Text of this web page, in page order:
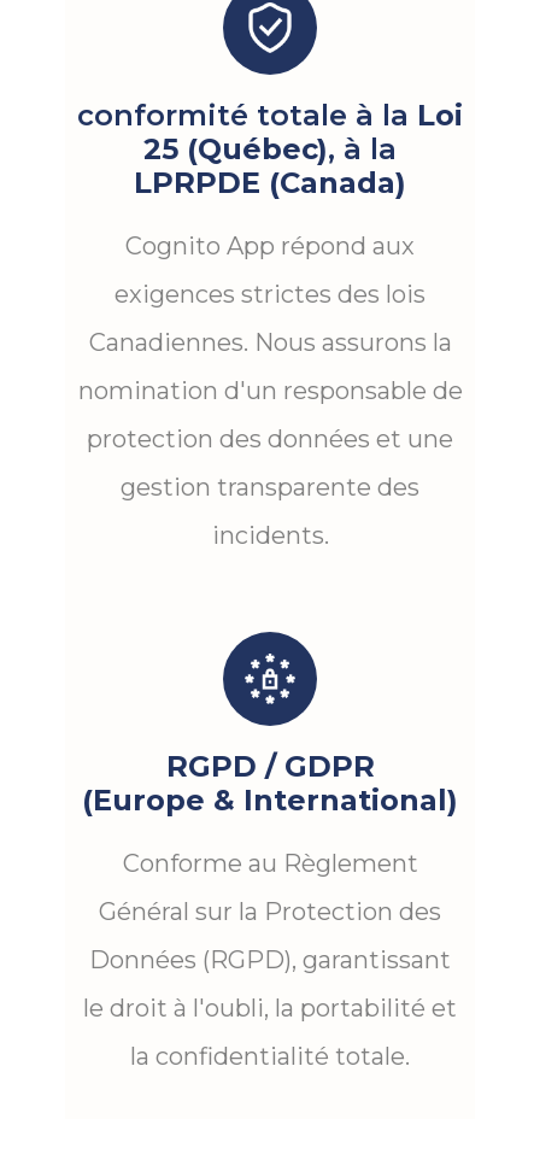
conformité totale à la Loi
25 (Québec), à la
LPRPDE (Canada)
Cognito App répond aux
exigences strictes des lois
Canadiennes. Nous assurons la
nomination d'un responsable de
protection des données et une
gestion transparente des
incidents.
RGPD / GDPR
(Europe & International)
Conforme au Règlement
Général sur la Protection des
Données (RGPD), garantissant
le droit à l'oubli, la portabilité et
la confidentialité totale.